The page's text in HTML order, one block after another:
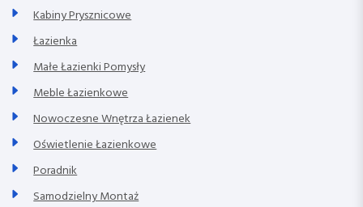
Kabiny Prysznicowe
Łazienka
Małe Łazienki Pomysły
Meble Łazienkowe
Nowoczesne Wnętrza Łazienek
Oświetlenie Łazienkowe
Poradnik
Samodzielny Montaż